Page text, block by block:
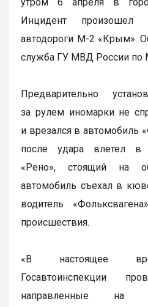
Инцидент
автодороги М-2 «Крым».
служба ГУ МВД России по
Предварительно
за рулем иномарки не
и врезался в автомобиль
после удара влетел в
«Рено», стоящий на
автомобиль съехал в
водитель
происшествия.
«В настоящее
Госавтоинспекции
направленные на